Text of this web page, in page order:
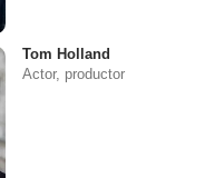
Tom Holland
Actor, productor